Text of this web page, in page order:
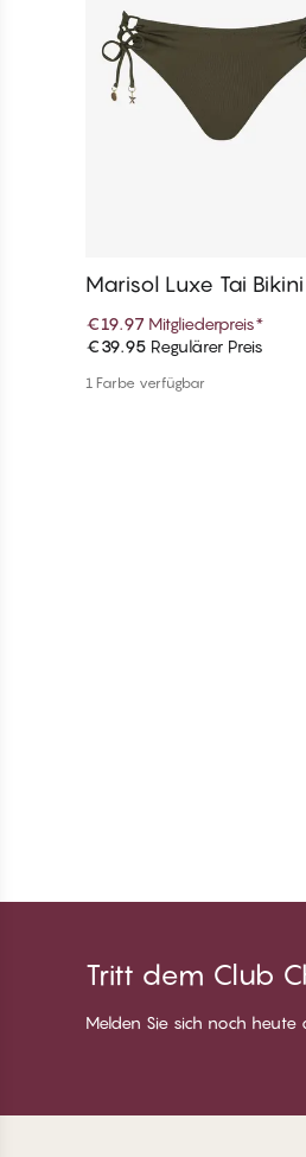
In den Warenkorb
Marisol Luxe Tai
€19.97 Mitgliederpreis*
€39.95 Regulärer Preis
1 Farbe verfügbar
Tritt dem Club
Melden Sie sich noch